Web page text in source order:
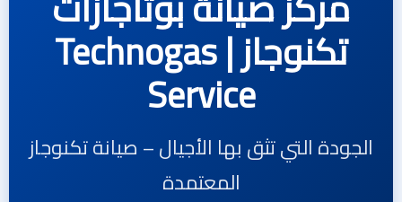
تكنوجاز | Technogas
Service
الجودة التي تثق بها الأجيال – صيانة تكنوجاز
المعتمدة